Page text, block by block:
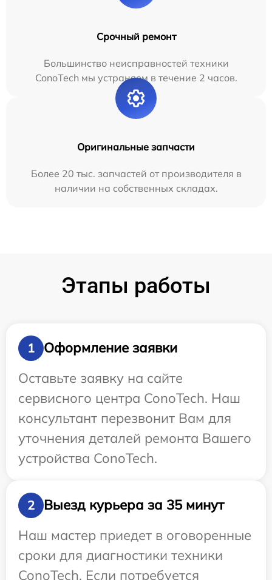
Срочный ремонт
Большинство неисправностей техники
ConoTech мы устраняем в течение 2 часов.
Оригинальные запчасти
Более 20 тыс. запчастей от производителя в
наличии на собственных складах.
Этапы работы
1
Оформление заявки
Оставьте заявку на сайте
сервисного центра ConoTech. Наш
консультант перезвонит Вам для
уточнения деталей ремонта Вашего
устройства ConoTech.
2
Выезд курьера за 35 минут
Наш мастер приедет в оговоренные
сроки для диагностики техники
ConoTech. Если потребуется